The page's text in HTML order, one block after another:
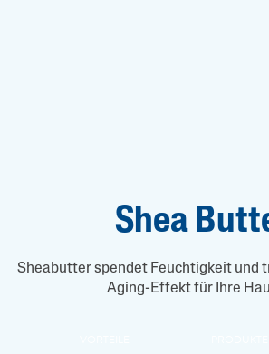
Shea
Sheabutter spendet Feuchtigkeit und
Aging-Effekt für Ihre